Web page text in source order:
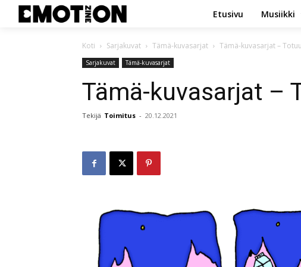
Etusivu Musiikki
Koti Sarjakuvat Tämä-kuvasarjat Tämä-kuvasarjat –
Sarjakuvat Tämä-kuvasarjat
Tämä-kuvasarjat –
Tekijä Toimitus - 20.12.2021